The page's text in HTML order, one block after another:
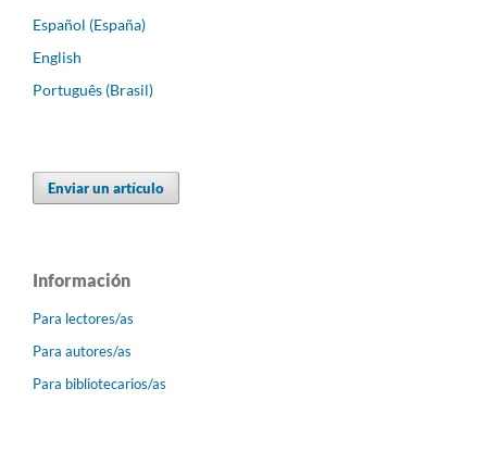
Español (España)
English
Português (Brasil)
Enviar un artículo
Información
Para lectores/as
Para autores/as
Para bibliotecarios/as